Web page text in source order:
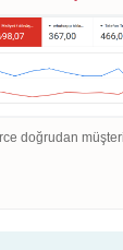
doğrudan